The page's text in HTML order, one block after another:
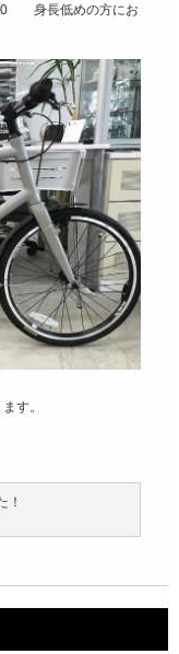
身長低めの方にお
す。
！